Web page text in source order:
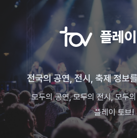
플레
전국의 공연, 전시, 축제 정보
모두의 공연, 모두의 전시, 모두
플레이 토브!